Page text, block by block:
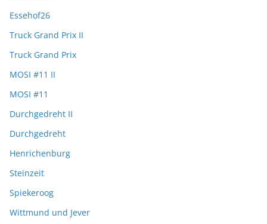
Essehof26
Truck Grand Prix II
Truck Grand Prix
MOSI #11 II
MOSI #11
Durchgedreht II
Durchgedreht
Henrichenburg
Steinzeit
Spiekeroog
Wittmund und Jever